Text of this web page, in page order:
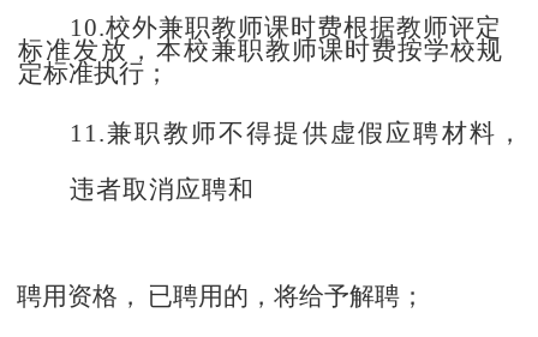
10.校外兼职教师课时费根据教师评定
标准发放，本校兼职教师课时费按学校规
定标准执行；
11.兼职教师不得提供虚假应聘材料，
违者取消应聘和
聘用资格，
已聘用的，将给予解聘；